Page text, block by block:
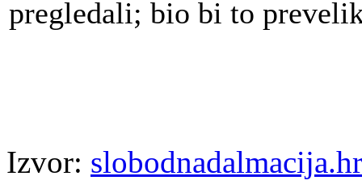
pregledali; bio bi to
Izvor: slobodnadalmacija.hr